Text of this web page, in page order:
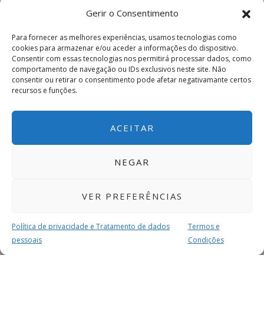
Gerir o Consentimento
Para fornecer as melhores experiências, usamos tecnologias como
cookies para armazenar e/ou aceder a informações do dispositivo.
Consentir com essas tecnologias nos permitirá processar dados, como
comportamento de navegação ou IDs exclusivos neste site. Não
consentir ou retirar o consentimento pode afetar negativamante certos
recursos e funções.
ACEITAR
NEGAR
VER PREFERÊNCIAS
Política de privacidade e Tratamento de dados
pessoais
Termos e
Condições